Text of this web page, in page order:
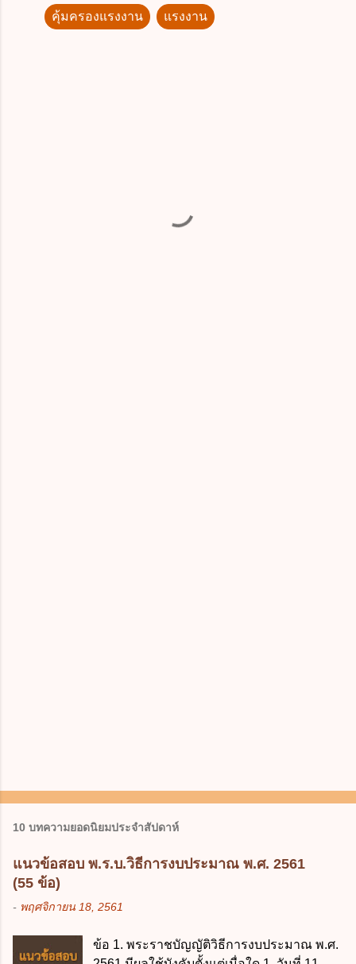
คุ้มครองแรงงาน แรงงาน
10 บทความยอดนิยมประจำสัปดาห์
แนวข้อสอบ พ.ร.บ.วิธีการงบประมาณ พ.ศ. 2561
(55 ข้อ)
- พฤศจิกายน 18, 2561
ข้อ 1. พระราชบัญญัติวิธีการงบประมาณ พ.ศ.